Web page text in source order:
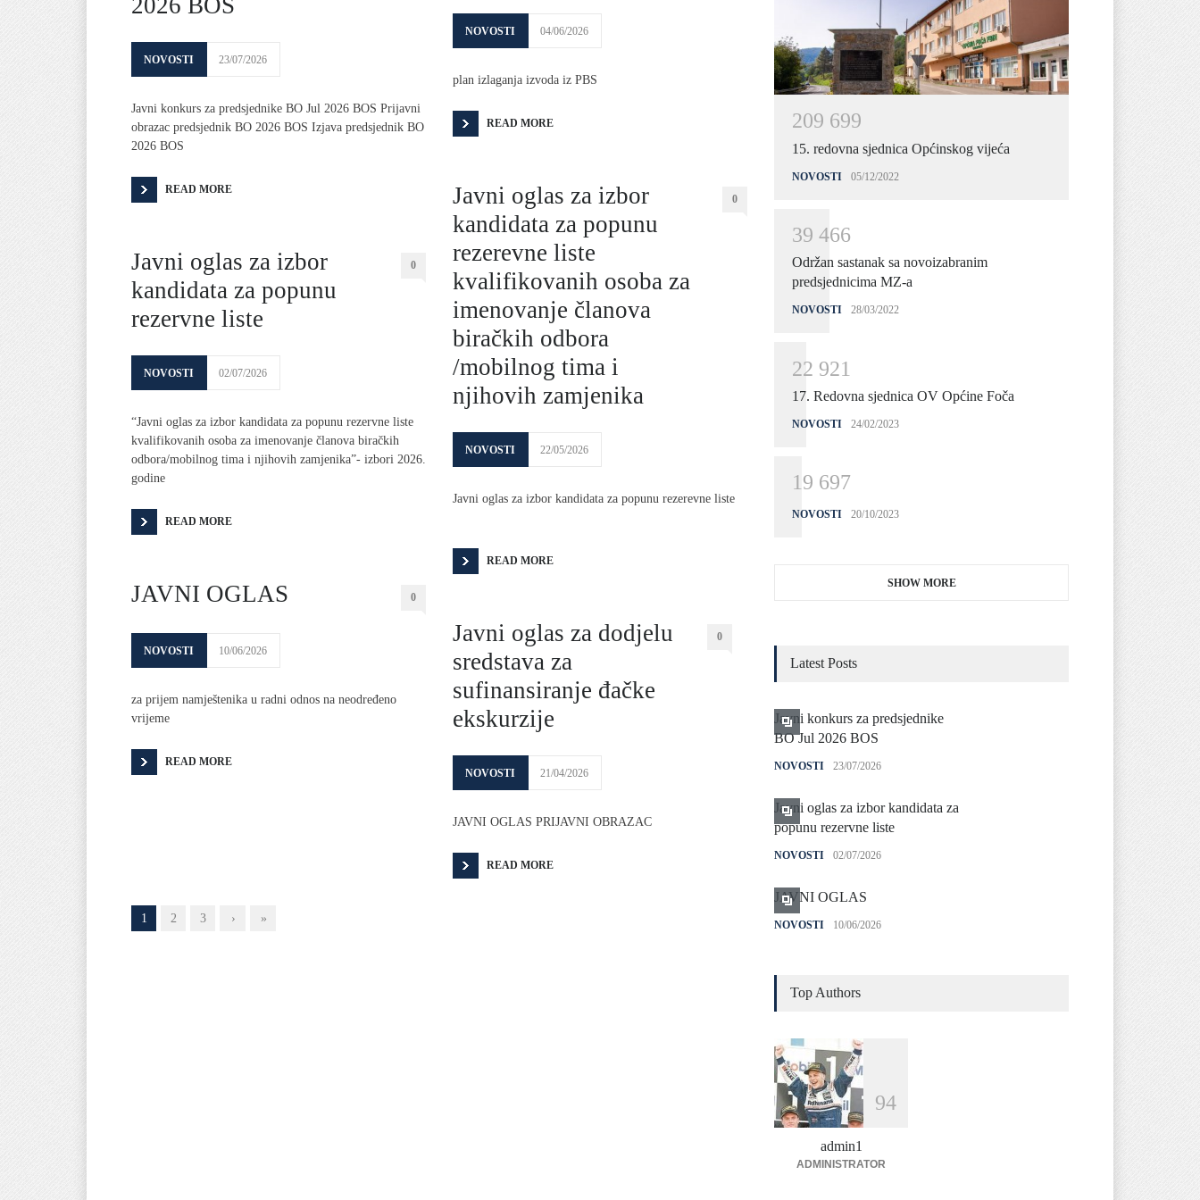
2026 BOS
NOVOSTI 23/07/2026
Javni konkurs za predsjednike BO Jul 2026 BOS Prijavni
obrazac predsjednik BO 2026 BOS Izjava predsjednik BO
2026 BOS
READ MORE
Javni oglas za izbor
kandidata za popunu
rezervne liste
0
NOVOSTI 02/07/2026
“Javni oglas za izbor kandidata za popunu rezervne liste
kvalifikovanih osoba za imenovanje članova biračkih
odbora/mobilnog tima i njihovih zamjenika”- izbori 2026.
godine
READ MORE
JAVNI OGLAS 0
NOVOSTI 10/06/2026
za prijem namještenika u radni odnos na neodređeno
vrijeme
READ MORE
NOVOSTI 04/06/2026
plan izlaganja izvoda iz PBS
READ MORE
Javni oglas za izbor
kandidata za popunu
rezerevne liste
kvalifikovanih osoba za
imenovanje članova
biračkih odbora
/mobilnog tima i
njihovih zamjenika
0
NOVOSTI 22/05/2026
Javni oglas za izbor kandidata za popunu rezerevne liste
READ MORE
Javni oglas za dodjelu
sredstava za
sufinansiranje đačke
ekskurzije
0
NOVOSTI 21/04/2026
JAVNI OGLAS PRIJAVNI OBRAZAC
READ MORE
1 2 3 › »
209 699
15. redovna sjednica Općinskog vijeća
NOVOSTI 05/12/2022
39 466
Održan sastanak sa novoizabranim
predsjednicima MZ-a
NOVOSTI 28/03/2022
22 921
17. Redovna sjednica OV Općine Foča
NOVOSTI 24/02/2023
19 697
NOVOSTI 20/10/2023
SHOW MORE
Latest Posts
Javni konkurs za predsjednike
BO Jul 2026 BOS
NOVOSTI 23/07/2026
Javni oglas za izbor kandidata za
popunu rezervne liste
NOVOSTI 02/07/2026
JAVNI OGLAS
NOVOSTI 10/06/2026
NOVOSTI 04/06/2026
Top Authors
94
admin1
ADMINISTRATOR